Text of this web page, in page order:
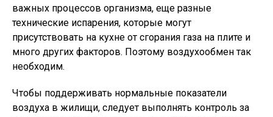
важных процессов организма, еще разные
технические испарения, которые могут
присутствовать на кухне от сгорания газа на плите и
много других факторов. Поэтому воздухообмен так
необходим.
Чтобы поддерживать нормальные показатели
воздуха в жилищи, следует выполнять контроль за